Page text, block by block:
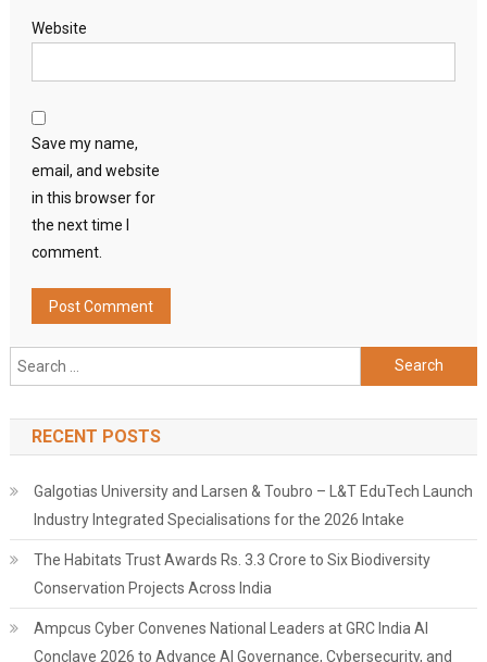
Website
Save my name,
email, and website
in this browser for
the next time I
comment.
Search
for:
RECENT POSTS
Galgotias University and Larsen & Toubro – L&T EduTech Launch
Industry Integrated Specialisations for the 2026 Intake
The Habitats Trust Awards Rs. 3.3 Crore to Six Biodiversity
Conservation Projects Across India
Ampcus Cyber Convenes National Leaders at GRC India AI
Conclave 2026 to Advance AI Governance, Cybersecurity, and